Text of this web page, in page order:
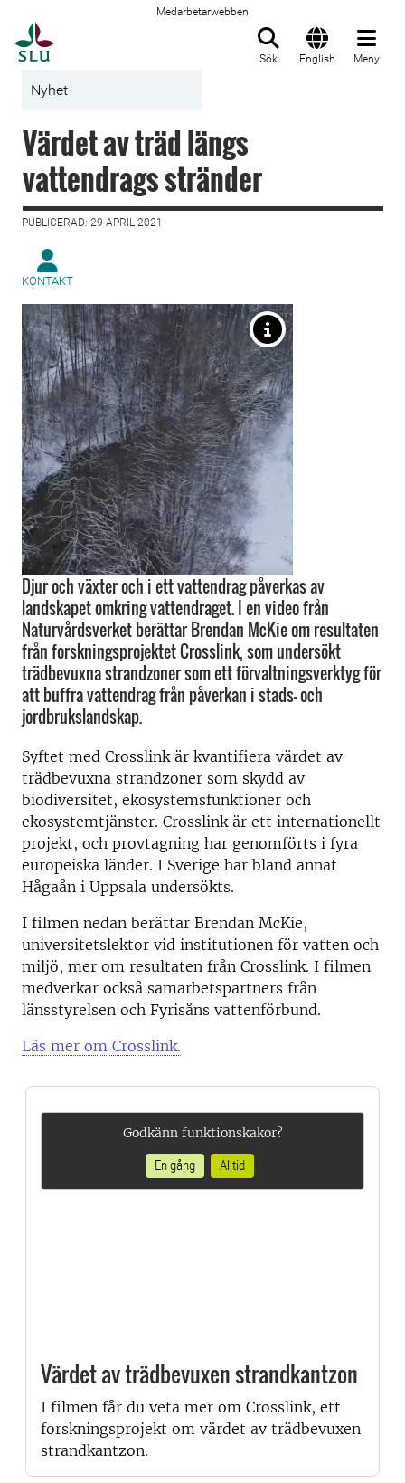
Medarbetarwebben
Sök English Meny
Nyhet
Värdet av träd längs
vattendrags stränder
PUBLICERAD: 29 APRIL 2021
KONTAKT
Djur och växter och i ett vattendrag påverkas av
landskapet omkring vattendraget. I en video från
Naturvårdsverket berättar Brendan McKie om resultaten
från forskningsprojektet Crosslink, som undersökt
trädbevuxna strandzoner som ett förvaltningsverktyg för
att buffra vattendrag från påverkan i stads- och
jordbrukslandskap.
Syftet med Crosslink är kvantifiera värdet av
trädbevuxna strandzoner som skydd av
biodiversitet, ekosystemsfunktioner och
ekosystemtjänster. Crosslink är ett internationellt
projekt, och provtagning har genomförts i fyra
europeiska länder. I Sverige har bland annat
Hågaån i Uppsala undersökts.
I filmen nedan berättar Brendan McKie,
universitetslektor vid institutionen för vatten och
miljö, mer om resultaten från Crosslink. I filmen
medverkar också samarbetspartners från
länsstyrelsen och Fyrisåns vattenförbund.
Läs mer om Crosslink.
Godkänn funktionskakor?
En gång
Alltid
Värdet av trädbevuxen strandkantzon
I filmen får du veta mer om Crosslink, ett
forskningsprojekt om värdet av trädbevuxen
strandkantzon.